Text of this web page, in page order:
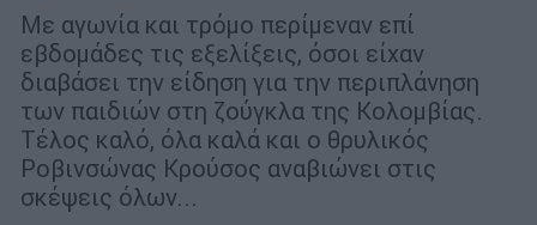
Με αγωνία και τρόμο περίμεναν επί
εβδομάδες τις εξελίξεις, όσοι είχαν
διαβάσει την είδηση για την περιπλάνηση
των παιδιών στη ζούγκλα της Κολομβίας.
Τέλος καλό, όλα καλά και ο θρυλικός
Ροβινσώνας Κρούσος αναβιώνει στις
σκέψεις όλων...